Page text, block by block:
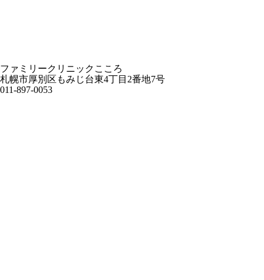
ファミリークリニックこころ
札幌市厚別区もみじ台東4丁目2番地7号
011-897-0053